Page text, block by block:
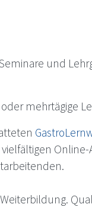
und
mehrtägige